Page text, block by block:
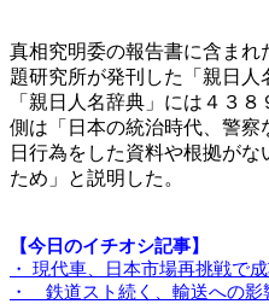
真相究明委の報告書に含まれ
題研究所が発刊した「親日人
「親日人名辞典」には４３
側は「日本の統治時代、警
日行為をした資料や根拠が
ため」と説明した。
【今日のイチオシ記事】
・ 現代車、日本市場再挑戦で
・ 鉄道スト続く、輸送への影